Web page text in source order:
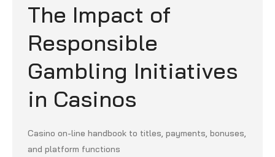
The Impact of
Responsible
Gambling Initiatives
in Casinos
Casino on-line handbook to titles, payments, bonuses,
and platform functions